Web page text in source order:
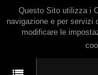
Questo Sito utilizza i
navigazione e per servizi
modificare le